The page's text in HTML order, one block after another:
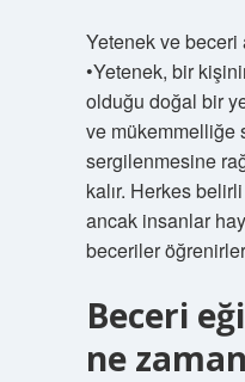
Yetenek ve beceri
•Yetenek, bir
olduğu doğal bir
ve mükemmelliğe
sergilenmesine
kalır. Herkes
ancak insanlar
beceriler
Beceri
ne